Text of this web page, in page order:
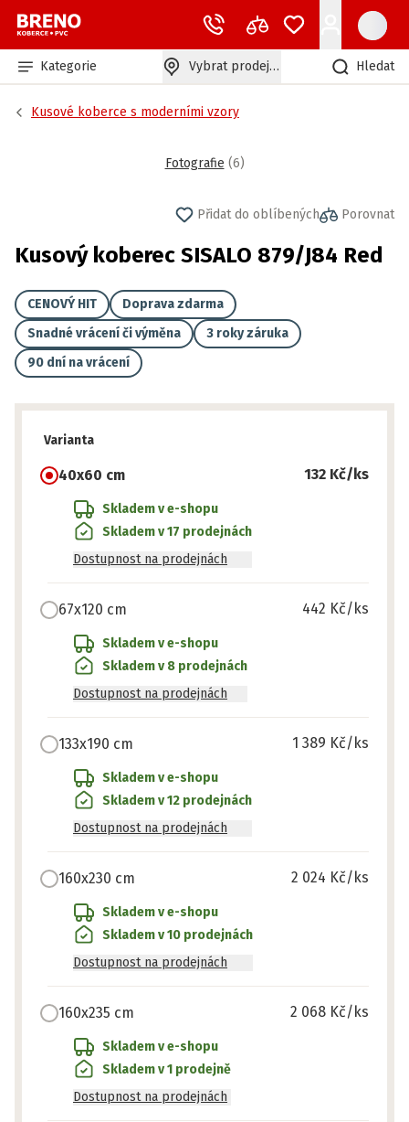
Kategorie Vybrat prodejnu Hledat
Kusové koberce s moderními vzory
Fotografie (6)
Přidat do oblíbených Porovnat
Kusový koberec SISALO 879/J84 Red
CENOVÝ HIT
Doprava zdarma
Snadné vrácení či výměna
3 roky záruka
90 dní na vrácení
Varianta
40x60 cm 132 Kč/ks
Skladem v e-shopu
Skladem v 17 prodejnách
Dostupnost na prodejnách
67x120 cm 442 Kč/ks
Skladem v e-shopu
Skladem v 8 prodejnách
Dostupnost na prodejnách
133x190 cm 1 389 Kč/ks
Skladem v e-shopu
Skladem v 12 prodejnách
Dostupnost na prodejnách
160x230 cm 2 024 Kč/ks
Skladem v e-shopu
Skladem v 10 prodejnách
Dostupnost na prodejnách
160x235 cm 2 068 Kč/ks
Skladem v e-shopu
Skladem v 1 prodejně
Dostupnost na prodejnách